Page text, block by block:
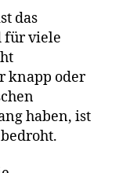
das
für viele
knapp oder
haben, ist